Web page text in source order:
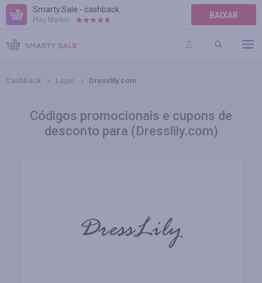
Smarty.Sale - cashback
Play Market: BAIXAR
AJUDA
TERMOS DE USO
Cashback Lojas Dresslily.com
Códigos promocionais e cupons de
desconto para (Dresslily.com)